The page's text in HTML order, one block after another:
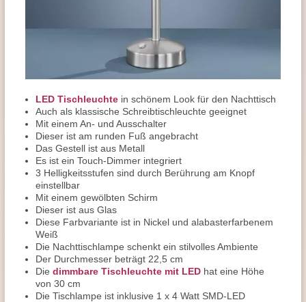
LED Tischleuchte in schönem Look für den Nachttisch
Auch als klassische Schreibtischleuchte geeignet
Mit einem An- und Ausschalter
Dieser ist am runden Fuß angebracht
Das Gestell ist aus Metall
Es ist ein Touch-Dimmer integriert
3 Helligkeitsstufen sind durch Berührung am Knopf
einstellbar
Mit einem gewölbten Schirm
Dieser ist aus Glas
Diese Farbvariante ist in Nickel und alabasterfarbenem
Weiß
Die Nachttischlampe schenkt ein stilvolles Ambiente
Der Durchmesser beträgt 22,5 cm
Die dimmbare Tischleuchte mit LED hat eine Höhe
von 30 cm
Die Tischlampe ist inklusive 1 x 4 Watt SMD-LED